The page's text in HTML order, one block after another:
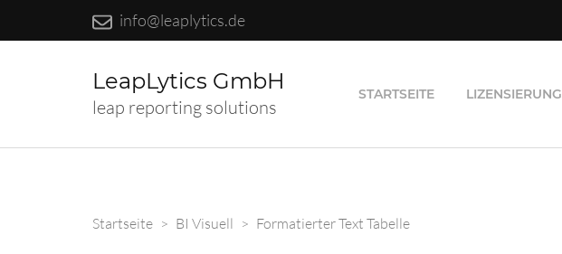
info@leaplytics.de
LeapLytics GmbH
leap reporting solutions
STARTSEITE LIZENSIERUNG
Startseite > BI Visuell > Formatierter Text Tabelle